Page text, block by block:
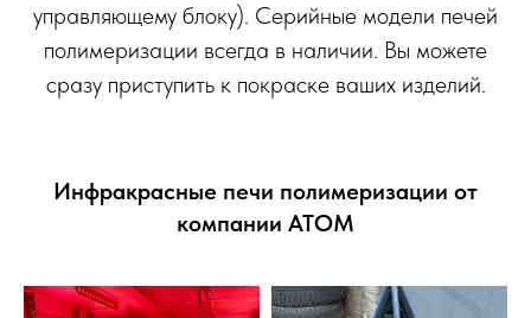
управляющему блоку). Серийные модели печей
полимеризации всегда в наличии. Вы можете
сразу приступить к покраске ваших изделий.
Инфракрасные печи полимеризации от
компании АТОМ